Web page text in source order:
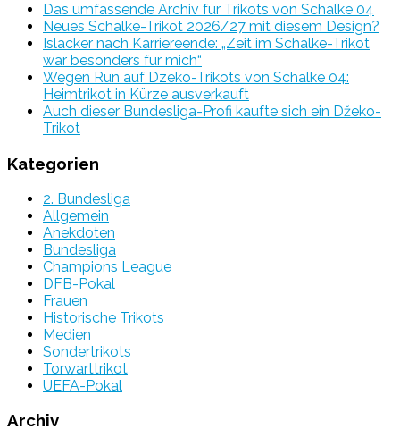
Das umfassende Archiv für Trikots von Schalke 04
Neues Schalke-Trikot 2026/27 mit diesem Design?
Islacker nach Karriereende: „Zeit im Schalke-Trikot
war besonders für mich“
Wegen Run auf Dzeko-Trikots von Schalke 04:
Heimtrikot in Kürze ausverkauft
Auch dieser Bundesliga-Profi kaufte sich ein Džeko-
Trikot
Kategorien
2. Bundesliga
Allgemein
Anekdoten
Bundesliga
Champions League
DFB-Pokal
Frauen
Historische Trikots
Medien
Sondertrikots
Torwarttrikot
UEFA-Pokal
Archiv